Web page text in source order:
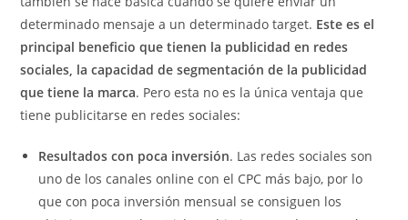
determinado mensaje a un determinado target. Este es el
principal beneficio que tienen la publicidad en redes
sociales, la capacidad de segmentación de la publicidad
que tiene la marca. Pero esta no es la única ventaja que
tiene publicitarse en redes sociales:
Resultados con poca inversión. Las redes sociales son
uno de los canales online con el CPC más bajo, por lo
que con poca inversión mensual se consiguen los